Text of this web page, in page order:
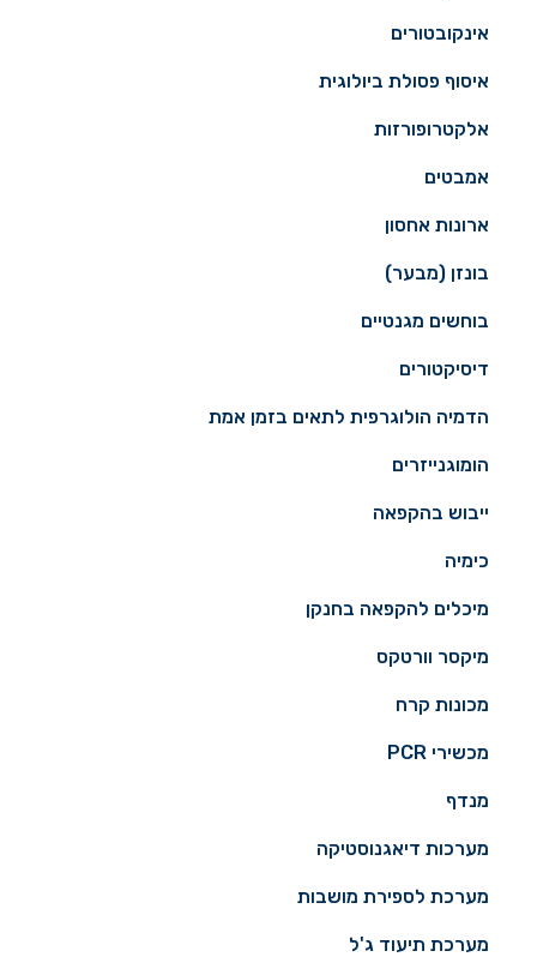
אינקובטורים
איסוף פסולת ביולוגית
אלקטרופורזות
אמבטים
ארונות אחסון
בונזן (מבער)
בוחשים מגנטיים
דיסיקטורים
הדמיה הולוגרפית לתאים בזמן אמת
הומוגנייזרים
ייבוש בהקפאה
כימיה
מיכלים להקפאה בחנקן
מיקסר וורטקס
מכונות קרח
מכשירי PCR
מנדף
מערכות דיאגנוסטיקה
מערכת לספירת מושבות
מערכת תיעוד ג'ל